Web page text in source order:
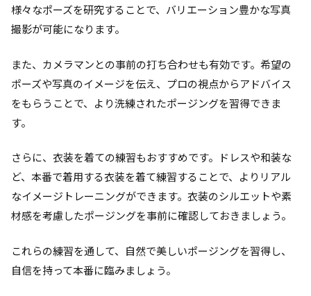
様々なポーズを研究することで、バリエーション豊かな写真
撮影が可能になります。
また、カメラマンとの事前の打ち合わせも有効です。希望の
ポーズや写真のイメージを伝え、プロの視点からアドバイス
をもらうことで、より洗練されたポージングを習得できま
す。
さらに、衣装を着ての練習もおすすめです。ドレスや和装な
ど、本番で着用する衣装を着て練習することで、よりリアル
なイメージトレーニングができます。衣装のシルエットや素
材感を考慮したポージングを事前に確認しておきましょう。
これらの練習を通して、自然で美しいポージングを習得し、
自信を持って本番に臨みましょう。